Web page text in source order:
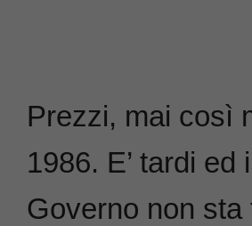
Prezzi, mai così
1986. E’ tardi ed
Governo non sta